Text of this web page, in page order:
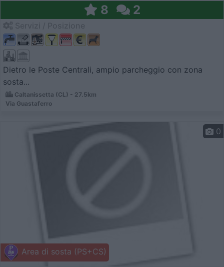
8 2
Dietro le Poste Centrali, ampio parcheggio con zona
sosta...
Caltanissetta (CL) - 27.5km
Via Guastaferro
Area di sosta (PS+CS)
0